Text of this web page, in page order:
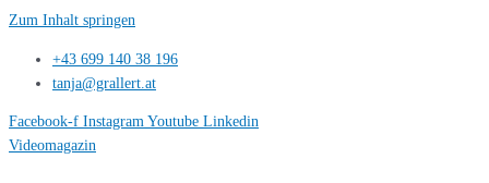
Zum Inhalt springen
+43 699 140 38 196
tanja@grallert.at
Facebook-f Instagram Youtube Linkedin
Videomagazin